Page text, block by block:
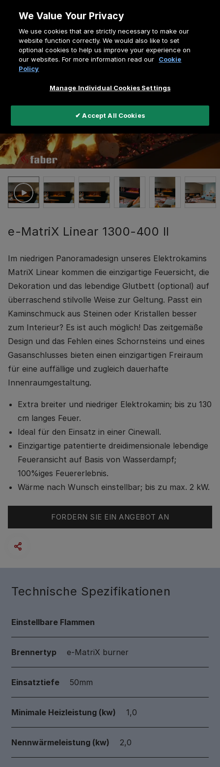
Inhalt
springenPfadnavigation
Home e-MatriX Linear 1300-400 II
e-MatriX Linear 1300-400 II
Im niedrigen Panoramadesign unseres Elektrokamins
MatriX Linear kommen die einzigartige Feuersicht, die
Dekoration und das lebendige Glutbett (optional) auf
überraschend stilvolle Weise zur Geltung. Passt ein
Kaminschmuck aus Steinen oder Kristallen besser
zum Interieur? Es ist auch möglich! Das zeitgemäße
Design und das Fehlen eines Schornsteins und eines
Gasanschlusses bieten einen einzigartigen Freiraum
für eine auffällige und zugleich dauerhafte
Innenraumgestaltung.
Extra breiter und niedriger Elektrokamin; bis zu 130
cm langes Feuer.
Ideal für den Einsatz in einer Cinewall.
Einzigartige patentierte dreidimensionale lebendige
Feueransicht auf Basis von Wasserdampf;
100%iges Feuererlebnis.
Wärme nach Wunsch einstellbar; bis zu max. 2 kW.
FORDERN SIE EIN ANGEBOT AN
Technische Spezifikationen
Einstellbare Flammen
Brennertyp e-MatriX burner
Einsatztiefe 50mm
Minimale Heizleistung (kw) 1,0
Nennwärmeleistung (kw) 2,0
We Value Your Privacy
We use cookies that are strictly necessary to make our
website function correctly. We would also like to set
optional cookies to help us improve your experience on
our websites. For more information read our
Cookie
Policy
Manage Individual Cookies Settings
✔ Accept All Cookies